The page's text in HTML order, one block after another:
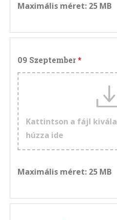
Maximális méret: 25 MB
09 Szeptember
Kattintson a fájl
húzza ide
Maximális méret: 25 MB